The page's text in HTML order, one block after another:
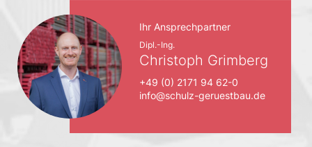
Ihr Ansprechpartner
Dipl.-Ing.
Christoph Grimberg
+49 (0) 2171 94 62-0
info@schulz-geruestbau.de